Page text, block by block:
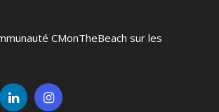
CMonTheBeach sur les